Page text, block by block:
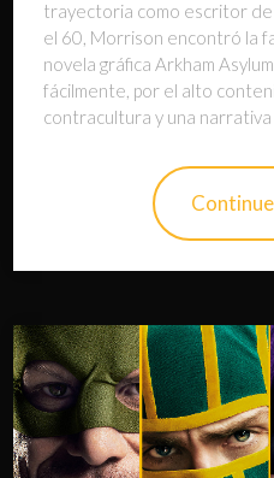
trayectoria como escritor de
el 60, Morrison encontró la
novela gráfica Arkham
fácilmente, por el alto
contracultura y una